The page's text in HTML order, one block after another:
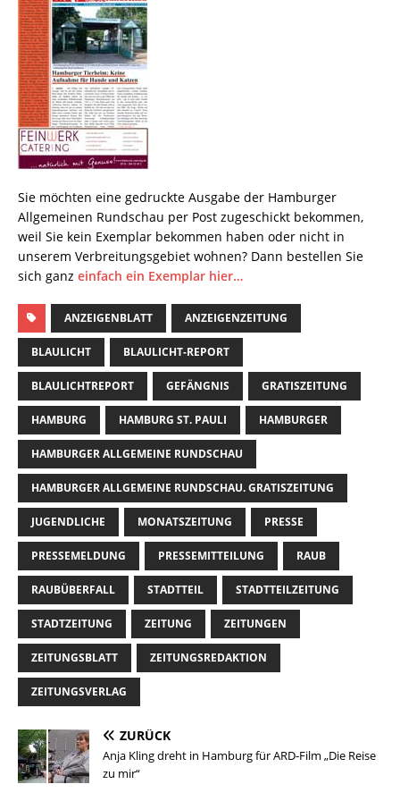
Sie möchten eine gedruckte Ausgabe der Hamburger
Allgemeinen Rundschau per Post zugeschickt bekommen,
weil Sie kein Exemplar bekommen haben oder nicht in
unserem Verbreitungsgebiet wohnen? Dann bestellen Sie
sich ganz einfach ein Exemplar hier…
ANZEIGENBLATT ANZEIGENZEITUNG
BLAULICHT BLAULICHT-REPORT
BLAULICHTREPORT GEFÄNGNIS GRATISZEITUNG
HAMBURG HAMBURG ST. PAULI HAMBURGER
HAMBURGER ALLGEMEINE RUNDSCHAU
HAMBURGER ALLGEMEINE RUNDSCHAU. GRATISZEITUNG
JUGENDLICHE MONATSZEITUNG PRESSE
PRESSEMELDUNG PRESSEMITTEILUNG RAUB
RAUBÜBERFALL STADTTEIL STADTTEILZEITUNG
STADTZEITUNG ZEITUNG ZEITUNGEN
ZEITUNGSBLATT ZEITUNGSREDAKTION
ZEITUNGSVERLAG
ZURÜCK
Anja Kling dreht in Hamburg für ARD-Film „Die Reise
zu mir“